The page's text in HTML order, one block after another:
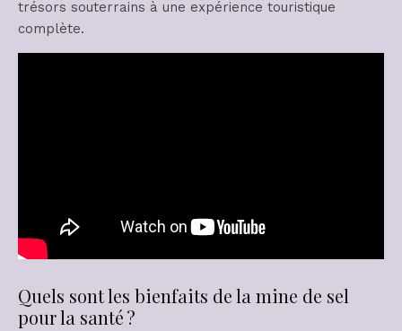
trésors souterrains à une expérience touristique
complète.
Quels sont les bienfaits de la mine de sel
pour la santé ?